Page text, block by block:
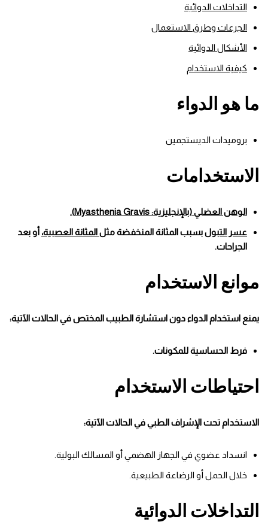
التداخلات الدوائية
الجرعات وطرق الاستعمال
الأشكال الدوائية
كيفية الاستخدام
ما هو الدواء
بروميدات الديستجمين
الاستخدامات
الوهن العضلي (بالإنجليزية: Myasthenia Gravis).
عسر التبولبسبب المثانة المنخفضة مثلالمثانة العصبية، أو بعد
الجراحات.
موانع الاستخدام
يمنع استخدام الدواء دون استشارة الطبيب المختص في الحالات الآتية:
فرط الحساسية للمكونات.
احتياطات الاستخدام
الاستخدام تحت الإشراف الطبي في الحالات الآتية:
انسداد عضوي في الجهاز الهضمي أو المسالك البولية.
خلال الحمل أو الرضاعة الطبيعية.
التداخلات الدوائية